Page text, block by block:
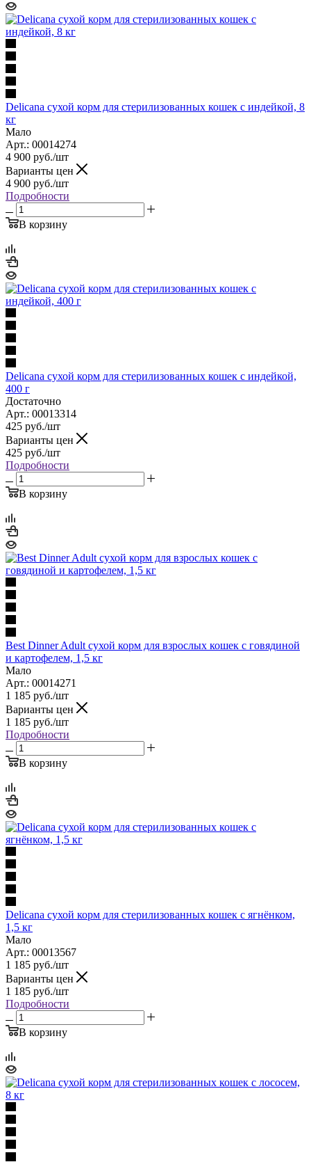
Delicana сухой корм для стерилизованных кошек с индейкой, 8
кг
Мало
Арт.: 00014274
4 900 руб./шт
Варианты цен
4 900 руб./шт
Подробности
В корзину
Delicana сухой корм для стерилизованных кошек с индейкой,
400 г
Достаточно
Арт.: 00013314
425 руб./шт
Варианты цен
425 руб./шт
Подробности
В корзину
Best Dinner Adult сухой корм для взрослых кошек с говядиной
и картофелем, 1,5 кг
Мало
Арт.: 00014271
1 185 руб./шт
Варианты цен
1 185 руб./шт
Подробности
В корзину
Delicana сухой корм для стерилизованных кошек с ягнёнком,
1,5 кг
Мало
Арт.: 00013567
1 185 руб./шт
Варианты цен
1 185 руб./шт
Подробности
В корзину